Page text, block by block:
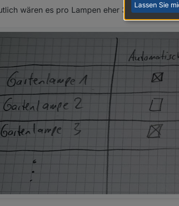
wären es pro Lampen eher 3 Zeilen in
Lassen Sie